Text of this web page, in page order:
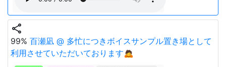
share
99% 百瀬凪 @ 多忙につきボイスサンプル置き場として
利用させていただいております🙇